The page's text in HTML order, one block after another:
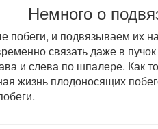
Немного о
и подвязываем их
связать даже в
и слева по шпалере. Как
жизнь плодоносящих